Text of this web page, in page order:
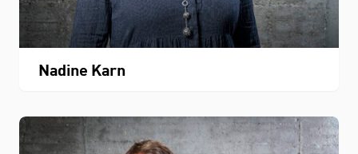
Nadine Karn